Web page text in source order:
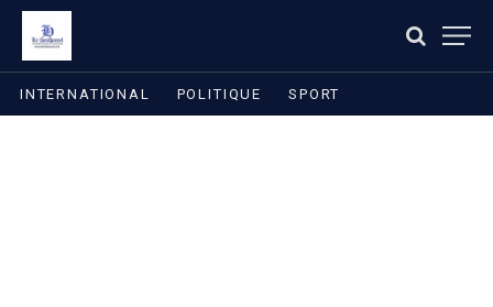
INTERNATIONAL POLITIQUE SPORT